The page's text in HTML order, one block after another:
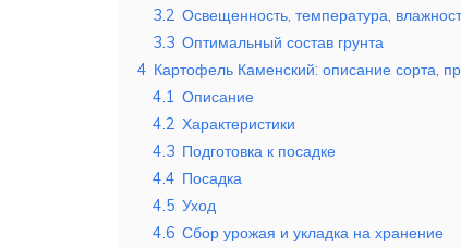
3.2 Освещенность, температура,
3.3 Оптимальный состав грунта
4 Картофель Каменский: описание сорта,
4.1 Описание
4.2 Характеристики
4.3 Подготовка к посадке
4.4 Посадка
4.5 Уход
4.6 Сбор урожая и укладка на хранение